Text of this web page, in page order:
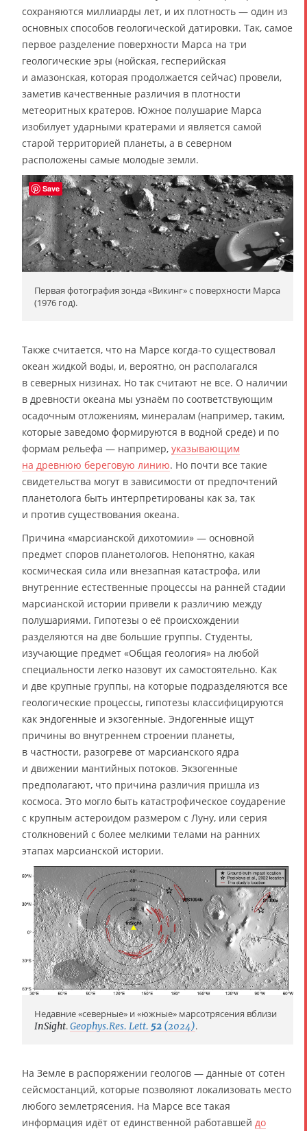
сохраняются миллиарды лет, и их плотность — один из
основных способов геологической датировки. Так, самое
первое разделение поверхности Марса на три
геологические эры (нойская, гесперийская
и амазонская, которая продолжается сейчас) провели,
заметив качественные различия в плотности
метеоритных кратеров. Южное полушарие Марса
изобилует ударными кратерами и является самой
старой территорией планеты, а в северном
расположены самые молодые земли.
Первая фотография зонда «Викинг» с поверхности Марса
(1976 год).
Также считается, что на Марсе когда-то существовал
океан жидкой воды, и, вероятно, он располагался
в северных низинах. Но так считают не все. О наличии
в древности океана мы узнаём по соответствующим
осадочным отложениям, минералам (например, таким,
которые заведомо формируются в водной среде) и по
формам рельефа — например, указывающим
на древнюю береговую линию. Но почти все такие
свидетельства могут в зависимости от предпочтений
планетолога быть интерпретированы как за, так
и против существования океана.
Причина «марсианской дихотомии» — основной
предмет споров планетологов. Непонятно, какая
космическая сила или внезапная катастрофа, или
внутренние естественные процессы на ранней стадии
марсианской истории привели к различию между
полушариями. Гипотезы о её происхождении
разделяются на две большие группы. Студенты,
изучающие предмет «Общая геология» на любой
специальности легко назовут их самостоятельно. Как
и две крупные группы, на которые подразделяются все
геологические процессы, гипотезы классифицируются
как эндогенные и экзогенные. Эндогенные ищут
причины во внутреннем строении планеты,
в частности, разогреве от марсианского ядра
и движении мантийных потоков. Экзогенные
предполагают, что причина различия пришла из
космоса. Это могло быть катастрофическое соударение
с крупным астероидом размером с Луну, или серия
столкновений с более мелкими телами на ранних
этапах марсианской истории.
Недавние «северные» и «южные» марсотрясения вблизи
InSight.Geophys.Res. Lett. 52 (2024).
На Земле в распоряжении геологов — данные от сотен
сейсмостанций, которые позволяют локализовать место
любого землетрясения. На Марсе все такая
информация идёт от единственной работавшей до
Save